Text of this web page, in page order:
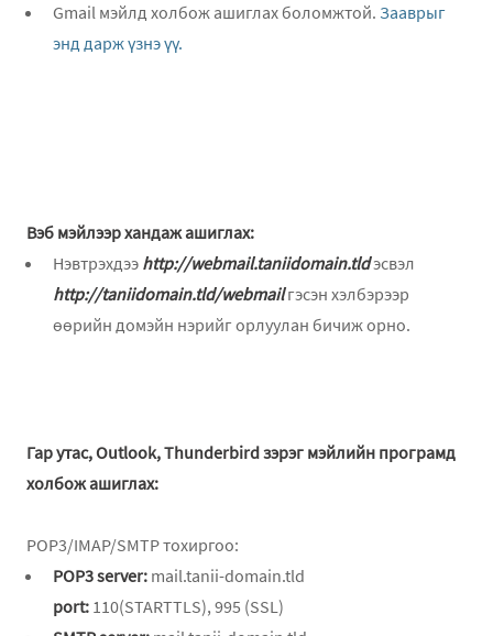
Gmail мэйлд холбож ашиглах боломжтой. Зааврыг
энд дарж үзнэ үү.
Вэб мэйлээр хандаж ашиглах:
Нэвтрэхдээ http://webmail.taniidomain.tldэсвэл
http://taniidomain.tld/webmailгэсэн хэлбэрээр
өөрийн домэйн нэрийг орлуулан бичиж орно.
Гар утас, Outlook, Thunderbird зэрэг мэйлийн програмд
холбож ашиглах:
POP3/IMAP/SMTP тохиргоо:
POP3 server: mail.tanii-domain.tld
port: 110(STARTTLS), 995 (SSL)